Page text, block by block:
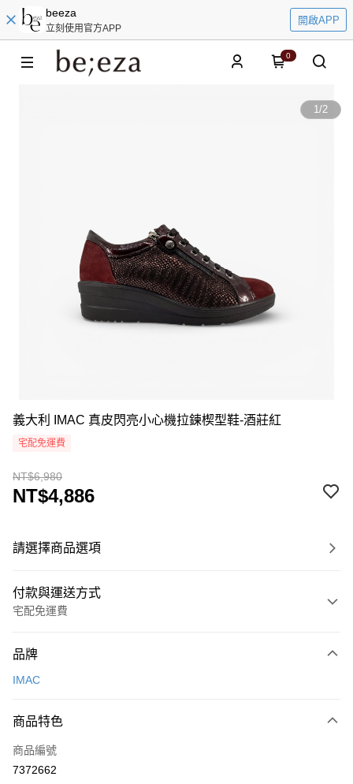
beeza
立刻使用官方APP
開啟APP
0
1/2
義大利 IMAC 真皮閃亮小心機拉鍊楔型鞋-酒莊紅
宅配免運費
NT$6,980
NT$4,886
請選擇商品選項
付款與運送方式
宅配免運費
信用卡一次付款
LINE Pay
Apple Pay
品牌
IMAC
商品特色
商品編號
7372662